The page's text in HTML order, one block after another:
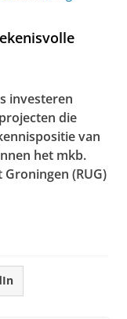
investeren
die
van
het mkb.
(RUG)